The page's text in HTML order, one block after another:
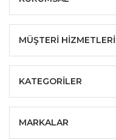
MÜŞTERİ HİZMETLERİ
KATEGORİLER
MARKALAR